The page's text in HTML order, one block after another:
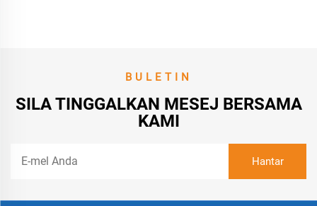
BULETIN
SILA TINGGALKAN MESEJ BERSAMA
KAMI